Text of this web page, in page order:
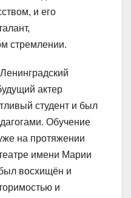
и его
стремлении.
актер
студент и был
Обучение
на протяжении
имени Марии
восхищён и
и